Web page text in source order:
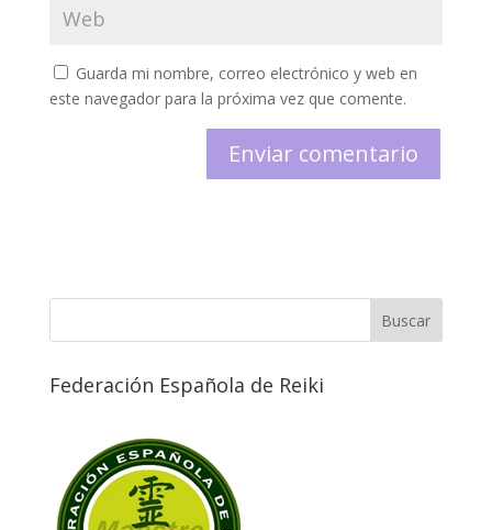
Guarda mi nombre, correo electrónico y web en
este navegador para la próxima vez que comente.
Federación Española de Reiki